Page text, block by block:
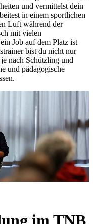
und vermittelst dein
in einem sportlichen
Luft während der
mit vielen
Job auf dem Platz ist
bist du nicht nur
nach Schützling und
und pädagogische
im TNB